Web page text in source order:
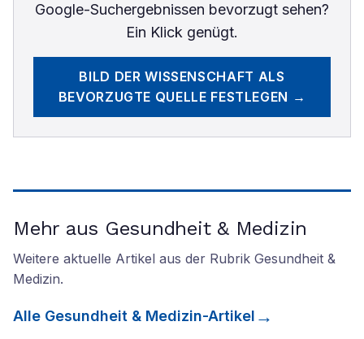
Google-Suchergebnissen bevorzugt sehen?
Ein Klick genügt.
BILD DER WISSENSCHAFT ALS
BEVORZUGTE QUELLE FESTLEGEN →
Mehr aus Gesundheit & Medizin
Weitere aktuelle Artikel aus der Rubrik Gesundheit &
Medizin.
Alle Gesundheit & Medizin-Artikel